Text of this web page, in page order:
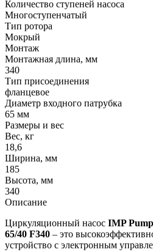
Количество ступеней насоса
Многоступенчатый
Тип ротора
Мокрый
Монтаж
Монтажная длина, мм
340
Тип присоединения
фланцевое
Диаметр входного патрубка
65 мм
Размеры и вес
Вес, кг
18,6
Ширина, мм
185
Высота, мм
340
Описание
Циркуляционный насос IMP
65/40 F340 – это
устройство с электронным